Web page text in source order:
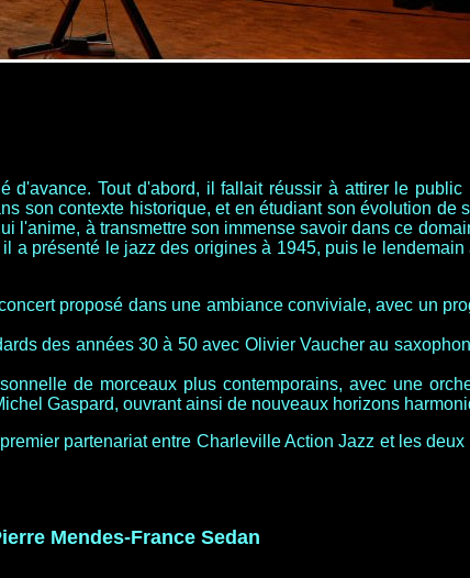
Tout d'abord, il fallait réussir à attirer le public
son contexte historique, et en étudiant son évolution de
à transmettre son immense savoir dans ce
a présenté le jazz des origines à 1945, puis le
proposé dans une ambiance conviviale, avec un
des années 30 à 50 avec Olivier Vaucher au
de morceaux plus contemporains, avec une
Gaspard, ouvrant ainsi de nouveaux horizons
partenariat entre Charleville Action Jazz et les
Mendes-France Sedan